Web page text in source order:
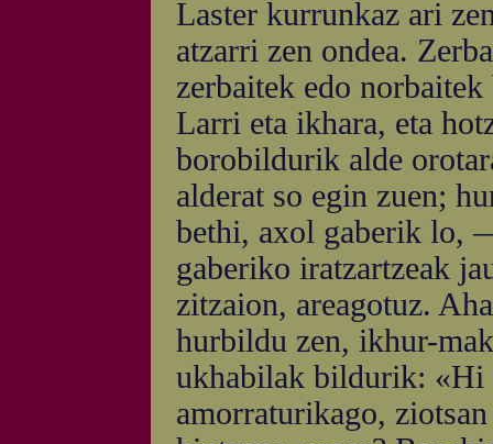
Laster kurrunkaz ari
atzarri zen ondea.
zerbaitek edo
Larri eta ikhara, eta
borobildurik alde
alderat so egin zuen;
bethi, axol gaberik lo,
gaberiko iratzartzeak
zitzaion, areagotuz.
hurbildu zen, ikhur-
ukhabilak bildurik: «Hi
amorraturikago,